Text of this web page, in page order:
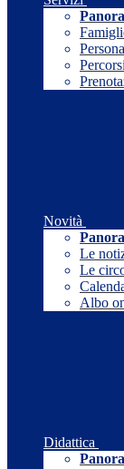
Novità
Le
Le
Albo
Didattica